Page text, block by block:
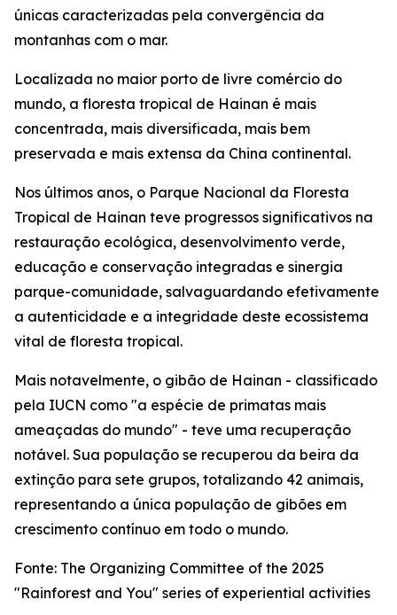
únicas caracterizadas pela convergência da
montanhas com o mar.
Localizada no maior porto de livre comércio do
mundo, a floresta tropical de Hainan é mais
concentrada, mais diversificada, mais bem
preservada e mais extensa da China continental.
Nos últimos anos, o Parque Nacional da Floresta
Tropical de Hainan teve progressos significativos na
restauração ecológica, desenvolvimento verde,
educação e conservação integradas e sinergia
parque-comunidade, salvaguardando efetivamente
a autenticidade e a integridade deste ecossistema
vital de floresta tropical.
Mais notavelmente, o gibão de Hainan - classificado
pela IUCN como "a espécie de primatas mais
ameaçadas do mundo" - teve uma recuperação
notável. Sua população se recuperou da beira da
extinção para sete grupos, totalizando 42 animais,
representando a única população de gibões em
crescimento contínuo em todo o mundo.
Fonte: The Organizing Committee of the 2025
"Rainforest and You" series of experiential activities